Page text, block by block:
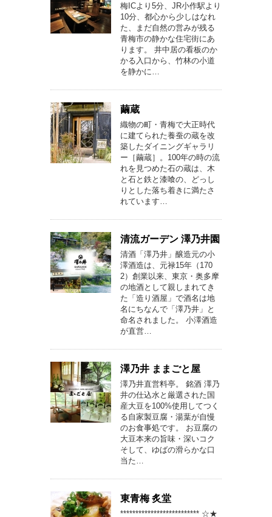
梅ICより5分、JR小作駅より
10分、都心から少しはなれ
た、まだ自然の営みが残る
青梅市の静かな住宅街にあ
ります。 井中居の看板のか
かる入口から、竹林の小道
を静かに…
繭蔵
織物の町・青梅で大正時代
に建てられた養蚕の蔵を改
築したダイニングギャラリ
ー［繭蔵］。100年の時の流
れを見つめた石の蔵は、木
と石と鉄と漆喰の、どっし
りとした落ち着きに満たさ
れています…
清流ガーデン 澤乃井園
清酒「澤乃井」醸造元の小
澤酒造は、元禄15年（170
2）創業以来、東京・奥多摩
の地酒として親しまれてき
た「造り酒屋」で酒名は地
名にちなんで「澤乃井」と
命名されました。 小澤酒造
が直営…
澤乃井 ままごと屋
澤乃井直営料亭。 銘酒 澤乃
井の仕込水と厳選された国
産大豆を100%使用してつく
る自家製豆腐・湯葉が自慢
のお食事処です。 お豆腐の
大豆本来の旨味・深いコク
そして、ゆばの滑らかな口
当た…
東青梅 炙堂
************************** ☆★